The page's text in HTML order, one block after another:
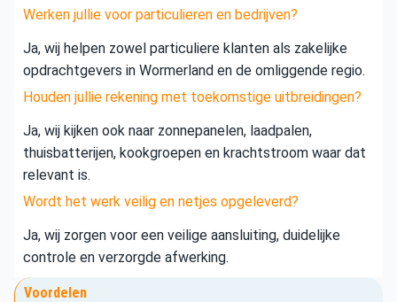
Werken jullie voor particulieren en bedrijven?
Ja, wij helpen zowel particuliere klanten als zakelijke
opdrachtgevers in Wormerland en de omliggende regio.
Houden jullie rekening met toekomstige uitbreidingen?
Ja, wij kijken ook naar zonnepanelen, laadpalen,
thuisbatterijen, kookgroepen en krachtstroom waar dat
relevant is.
Wordt het werk veilig en netjes opgeleverd?
Ja, wij zorgen voor een veilige aansluiting, duidelijke
controle en verzorgde afwerking.
Voordelen